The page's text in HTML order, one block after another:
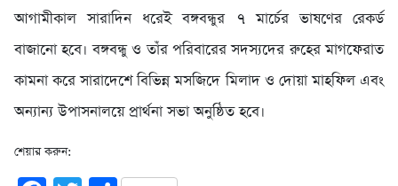
আগামীকাল সারাদিন ধরেই বঙ্গবন্ধুর ৭ মার্চের ভাষণের রেকর্ড
বাজানো হবে। বঙ্গবন্ধু ও তাঁর পরিবারের সদস্যদের রুহের মাগফেরাত
কামনা করে সারাদেশে বিভিন্ন মসজিদে মিলাদ ও দোয়া মাহফিল এবং
অন্যান্য উপাসনালয়ে প্রার্থনা সভা অনুষ্ঠিত হবে।
শেয়ার করুন: